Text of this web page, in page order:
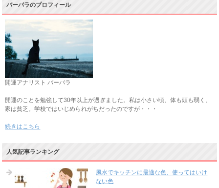
バーバラのプロフィール
開運アナリスト バーバラ
開運のことを勉強して30年以上が過ぎました。私は小さい頃、体も頭も弱く、
家は貧乏。学校ではいじめられがちだったのですが・・・
続きはこちら
人気記事ランキング
風水でキッチンに最適な色、使ってはいけ
ない色